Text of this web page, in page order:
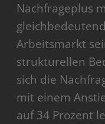
Nachfrageplus
Arbeitsmarkt
strukturellen
sich die
mit einem
auf 34 Prozent